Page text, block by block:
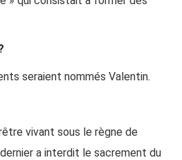
seraient nommés Valentin.
vivant sous le règne de
dernier a interdit le sacrement du